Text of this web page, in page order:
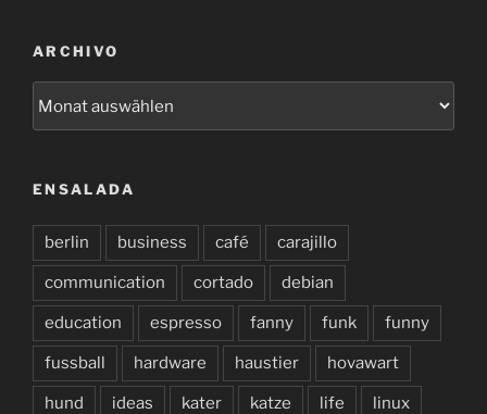
ARCHIVO
ENSALADA
berlin business café carajillo
communication cortado debian
education espresso fanny funk funny
fussball hardware haustier hovawart
hund ideas kater katze life linux